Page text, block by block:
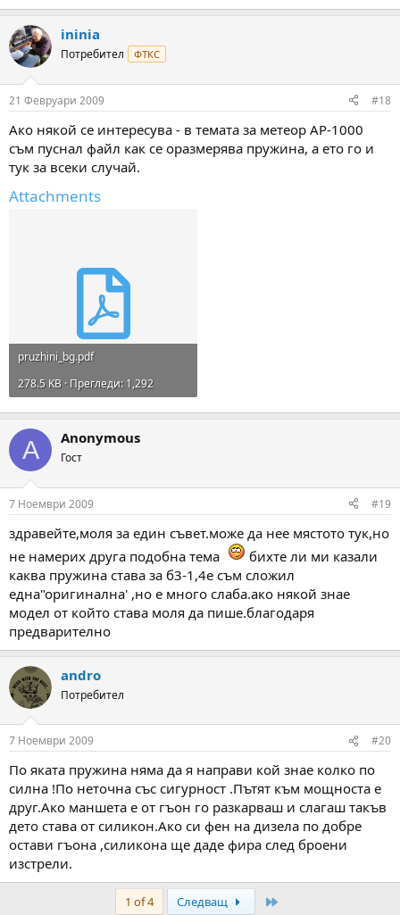
ininia
Потребител ФТКС
21 Февруари 2009 #18
Ако някой се интересува - в темата за метеор АР-1000
съм пуснал файл как се оразмерява пружина, а ето го и
тук за всеки случай.
Attachments
pruzhini_bg.pdf
278.5 KB · Прегледи: 1,292
A Anonymous
Гост
7 Ноември 2009 #19
здравейте,моля за един съвет.може да нее мястото тук,но
не намерих друга подобна тема
бихте ли ми казали
каква пружина става за б3-1,4е съм сложил
една"оригинална' ,но е много слаба.ако някой знае
модел от който става моля да пише.благодаря
предварително
andro
Потребител
7 Ноември 2009 #20
По яката пружина няма да я направи кой знае колко по
силна !По неточна със сигурност .Пътят към мощноста е
друг.Ако маншета е от гъон го разкарваш и слагаш такъв
дето става от силикон.Ако си фен на дизела по добре
остави гъона ,силикона ще даде фира след броени
изстрели.
1 of 4 Следващ